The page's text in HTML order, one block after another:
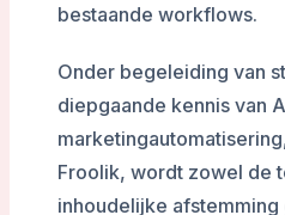
bestaande workflows.
Onder begeleiding van
diepgaande kennis van
Froolik, wordt zowel de
inhoudelijke